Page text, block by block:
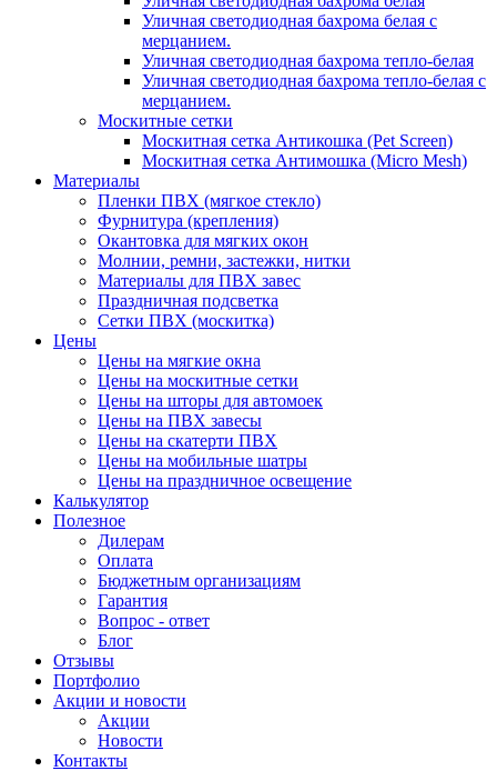
Уличная светодиодная бахрома белая с
мерцанием.
Уличная светодиодная бахрома тепло-белая
Уличная светодиодная бахрома тепло-белая с
мерцанием.
Москитные сетки
Москитная сетка Антикошка (Pet Screen)
Москитная сетка Антимошка (Micro Mesh)
Материалы
Пленки ПВХ (мягкое стекло)
Фурнитура (крепления)
Окантовка для мягких окон
Молнии, ремни, застежки, нитки
Материалы для ПВХ завес
Праздничная подсветка
Сетки ПВХ (москитка)
Цены
Цены на мягкие окна
Цены на москитные сетки
Цены на шторы для автомоек
Цены на ПВХ завесы
Цены на скатерти ПВХ
Цены на мобильные шатры
Цены на праздничное освещение
Калькулятор
Полезное
Дилерам
Оплата
Бюджетным организациям
Гарантия
Вопрос - ответ
Блог
Отзывы
Портфолио
Акции и новости
Акции
Новости
Контакты